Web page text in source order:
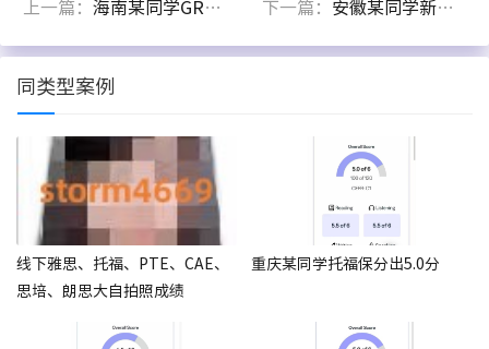
上一篇： 海南某同学GRE考试保满分340 下一篇： 安徽某同学新托福大自拍出5.5分
同类型案例
线下雅思、托福、PTE、CAE、
思培、朗思大自拍照成绩
重庆某同学托福保分出5.0分